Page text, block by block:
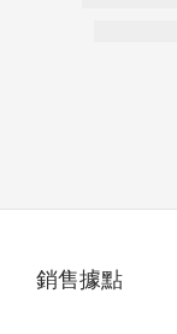
銷售據點